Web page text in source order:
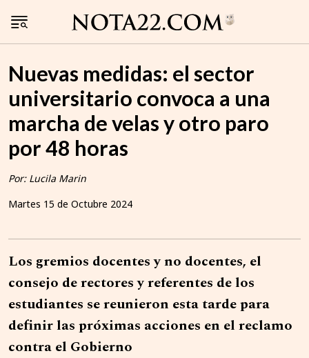
Nuevas medidas: el sector
universitario convoca a una
marcha de velas y otro paro
por 48 horas
Por: Lucila Marin
Martes 15 de Octubre 2024
Los gremios docentes y no docentes, el
consejo de rectores y referentes de los
estudiantes se reunieron esta tarde para
definir las próximas acciones en el reclamo
contra el Gobierno